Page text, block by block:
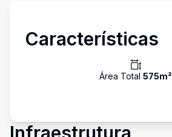
Características
Área Total 575m²